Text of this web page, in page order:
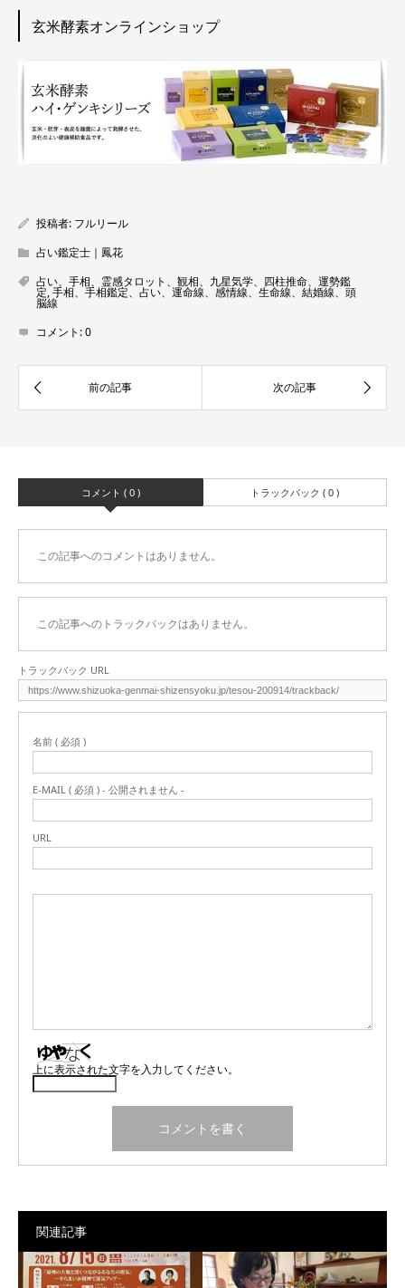
玄米酵素オンラインショップ
投稿者: フルリール
占い鑑定士｜鳳花
占い、手相、霊感タロット、観相、九星気学、四柱推命、運勢鑑
定,手相、手相鑑定、占い、運命線、感情線、生命線、結婚線、頭
脳線
コメント:0
コメント ( 0 ) トラックバック ( 0 )
この記事へのコメントはありません。
この記事へのトラックバックはありません。
トラックバック URL
名前 ( 必須 )
E-MAIL ( 必須 ) - 公開されません -
URL
上に表示された文字を入力してください。
関連記事